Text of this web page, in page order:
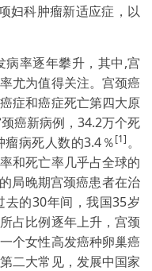
妇科肿瘤新适应症，以
率逐年攀升，其中,宫
尤为值得关注。宫颈癌
症和癌症死亡第四大原
癌新病例，34.2万个死
病死人数的3.4％[1]。
和死亡率几乎占全球的
局晚期宫颈癌患者在治
的30年间，我国35岁
占比例逐年上升，宫颈
个女性高发癌种卵巢癌
二大常见，发展中国家